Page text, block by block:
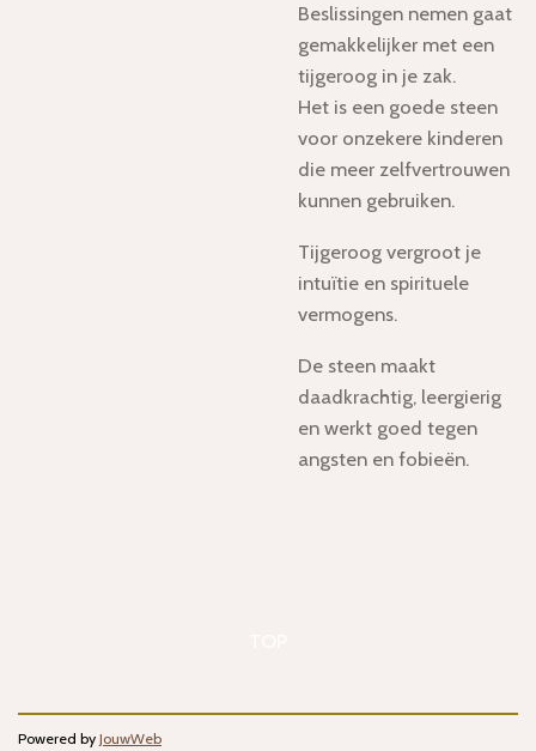
Beslissingen nemen gaat
gemakkelijker met een
tijgeroog in je zak.
Het is een goede steen
voor onzekere kinderen
die meer zelfvertrouwen
kunnen gebruiken.
Tijgeroog vergroot je
intuïtie en spirituele
vermogens.
De steen maakt
daadkrachtig, leergierig
en werkt goed tegen
angsten en fobieën.
Powered by JouwWeb